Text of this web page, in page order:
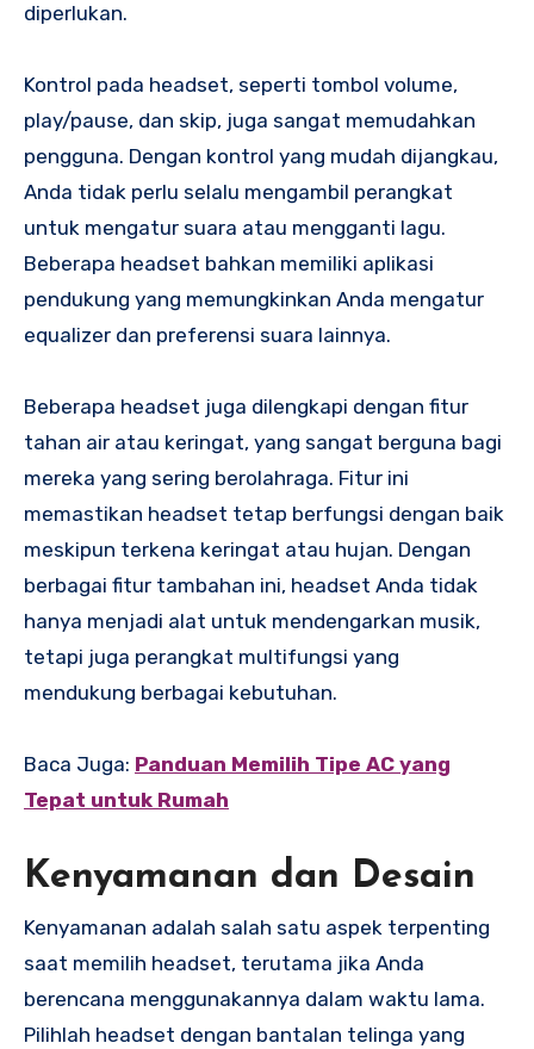
diperlukan.
Kontrol pada headset, seperti tombol volume,
play/pause, dan skip, juga sangat memudahkan
pengguna. Dengan kontrol yang mudah dijangkau,
Anda tidak perlu selalu mengambil perangkat
untuk mengatur suara atau mengganti lagu.
Beberapa headset bahkan memiliki aplikasi
pendukung yang memungkinkan Anda mengatur
equalizer dan preferensi suara lainnya.
Beberapa headset juga dilengkapi dengan fitur
tahan air atau keringat, yang sangat berguna bagi
mereka yang sering berolahraga. Fitur ini
memastikan headset tetap berfungsi dengan baik
meskipun terkena keringat atau hujan. Dengan
berbagai fitur tambahan ini, headset Anda tidak
hanya menjadi alat untuk mendengarkan musik,
tetapi juga perangkat multifungsi yang
mendukung berbagai kebutuhan.
Baca Juga: Panduan Memilih Tipe AC yang
Tepat untuk Rumah
Kenyamanan dan Desain
Kenyamanan adalah salah satu aspek terpenting
saat memilih headset, terutama jika Anda
berencana menggunakannya dalam waktu lama.
Pilihlah headset dengan bantalan telinga yang